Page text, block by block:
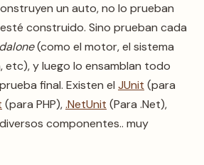
un auto, no lo prueban
construido. Sino prueban cada
(como el motor, el sistema
etc), y luego lo ensamblan todo
final. Existen el JUnit (para
(para PHP),.NetUnit (Para .Net),
componentes.. muy